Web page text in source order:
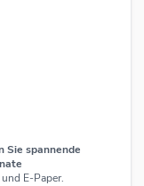
Sie spannende
E-Paper.